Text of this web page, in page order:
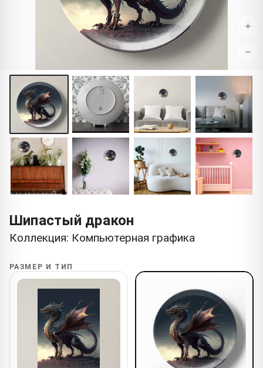
+
−
Шипастый дракон
Коллекция: Компьютерная графика
РАЗМЕР И ТИП